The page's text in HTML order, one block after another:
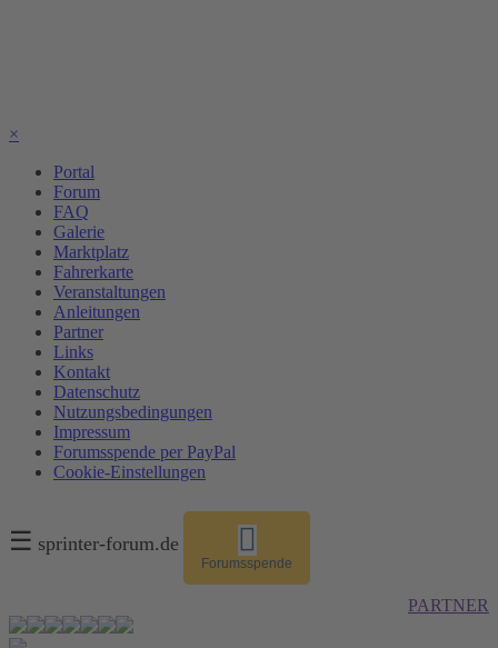
×
Portal
Forum
FAQ
Galerie
Marktplatz
Fahrerkarte
Veranstaltungen
Anleitungen
Partner
Links
Kontakt
Datenschutz
Nutzungsbedingungen
Impressum
Forumsspende per PayPal
Cookie-Einstellungen
☰ sprinter-forum.de
Forumsspende
PARTNER